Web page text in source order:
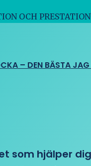
OCH
– DEN BÄSTA
som hjälper